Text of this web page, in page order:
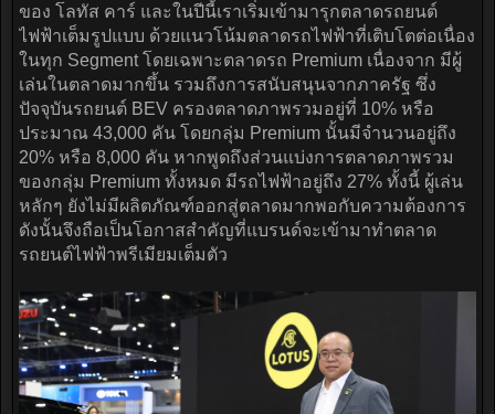
ของ โลทัส คาร์ และในปีนี้เราเริ่มเข้ามารุกตลาดรถยนต์
ไฟฟ้าเต็มรูปแบบ ด้วยแนวโน้มตลาดรถไฟฟ้าที่เติบโตต่อเนื่อง
ในทุก Segment โดยเฉพาะตลาดรถ Premium เนื่องจาก มีผู้
เล่นในตลาดมากขึ้น รวมถึงการสนับสนุนจากภาครัฐ ซึ่ง
ปัจจุบันรถยนต์ BEV ครองตลาดภาพรวมอยู่ที่ 10% หรือ
ประมาณ 43,000 คัน โดยกลุ่ม Premium นั้นมีจำนวนอยู่ถึง
20% หรือ 8,000 คัน หากพูดถึงส่วนแบ่งการตลาดภาพรวม
ของกลุ่ม Premium ทั้งหมด มีรถไฟฟ้าอยู่ถึง 27% ทั้งนี้ ผู้เล่น
หลักๆ ยังไม่มีผลิตภัณฑ์ออกสู่ตลาดมากพอกับความต้องการ
ดังนั้นจึงถือเป็นโอกาสสำคัญที่แบรนด์จะเข้ามาทำตลาด
รถยนต์ไฟฟ้าพรีเมียมเต็มตัว